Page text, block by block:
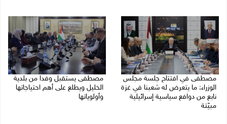
مصطفى في افتتاح جلسة مجلس
الوزراء: ما يتعرض له شعبنا في غزة
نابع من دوافع سياسية إسرائيلية
مبيّتة
مصطفى يستقبل وفدا من بلدية
الخليل ويطلع على أهم احتياجاتها
وأولوياتها